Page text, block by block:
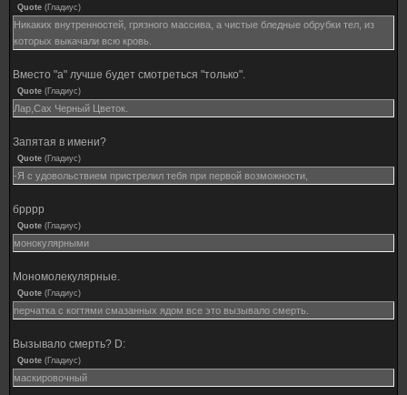
Quote (Гладиус)
Никаких внутренностей, грязного массива, а чистые бледные обрубки тел, из
которых выкачали всю кровь.
Вместо "а" лучше будет смотреться "только".
Quote (Гладиус)
Лар,Сах Черный Цветок.
Запятая в имени?
Quote (Гладиус)
-Я с удовольствием пристрелил тебя при первой возможности,
брррр
Quote (Гладиус)
монокулярными
Мономолекулярные.
Quote (Гладиус)
перчатка с когтями смазанных ядом все это вызывало смерть.
Вызывало смерть? D:
Quote (Гладиус)
маскировочный